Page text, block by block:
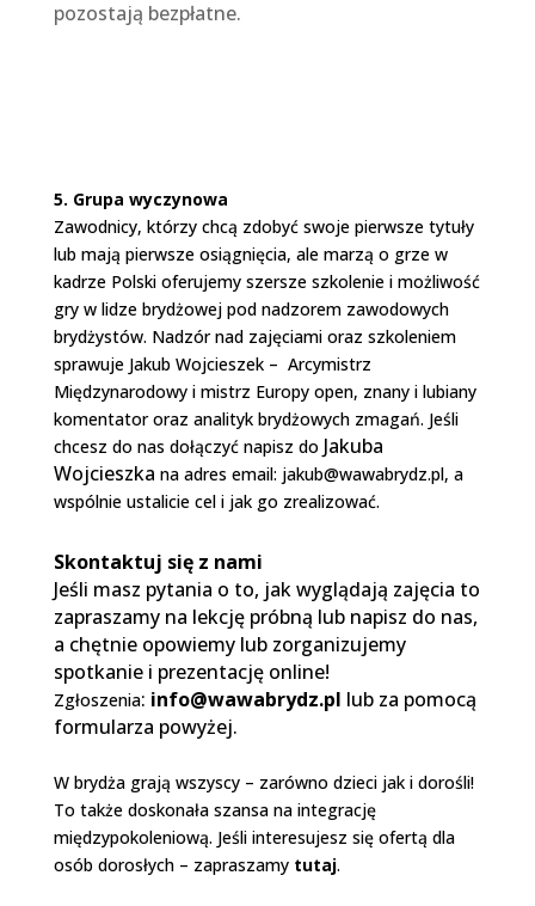
pozostają bezpłatne.
5. Grupa wyczynowa
Zawodnicy, którzy chcą zdobyć swoje pierwsze tytuły
lub mają pierwsze osiągnięcia, ale marzą o grze w
kadrze Polski oferujemy szersze szkolenie i możliwość
gry w lidze brydżowej pod nadzorem zawodowych
brydżystów. Nadzór nad zajęciami oraz szkoleniem
sprawuje Jakub Wojcieszek – Arcymistrz
Międzynarodowy i mistrz Europy open, znany i lubiany
komentator oraz analityk brydżowych zmagań. Jeśli
chcesz do nas dołączyć napisz do Jakuba
Wojcieszka na adres email: jakub@wawabrydz.pl, a
wspólnie ustalicie cel i jak go zrealizować.
Skontaktuj się z nami
Jeśli masz pytania o to, jak wyglądają zajęcia to
zapraszamy na lekcję próbną lub napisz do nas,
a chętnie opowiemy lub zorganizujemy
spotkanie i prezentację online!
Zgłoszenia: info@wawabrydz.pl lub za pomocą
formularza powyżej.
W brydża grają wszyscy – zarówno dzieci jak i dorośli!
To także doskonała szansa na integrację
międzypokoleniową. Jeśli interesujesz się ofertą dla
osób dorosłych – zapraszamy tutaj.